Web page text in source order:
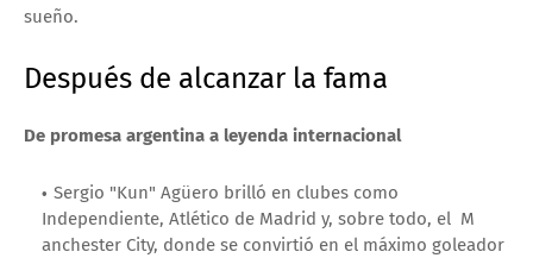
sueño.
Después de alcanzar la fama
De promesa argentina a leyenda internacional
Sergio "Kun" Agüero brilló en clubes como
Independiente, Atlético de Madrid y, sobre todo, el M
anchester City, donde se convirtió en el máximo goleador